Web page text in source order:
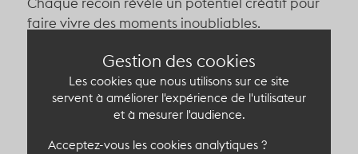
faire vivre des moments inoubliables.
Son atout incontournable ? Un rooftop jardin
perché offrant une vue imprenable sur la
capitale, pouvant accueillir jusqu’à 180
personnes en cocktail. Un véritable écrin de
verdure en plein cœur de Paris, idéal pour des
Gestion des cookies
Les cookies que nous utilisons sur ce site
servent à améliorer l'expérience de l'utilisateur
et à mesurer l'audience.
Acceptez-vous les cookies analytiques ?